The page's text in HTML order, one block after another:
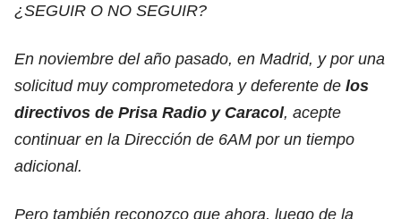
¿SEGUIR O NO SEGUIR?
En noviembre del año pasado, en Madrid, y por una
solicitud muy comprometedora y deferente de los
directivos de Prisa Radio y Caracol, acepte
continuar en la Dirección de 6AM por un tiempo
adicional.
Pero también reconozco que ahora, luego de la